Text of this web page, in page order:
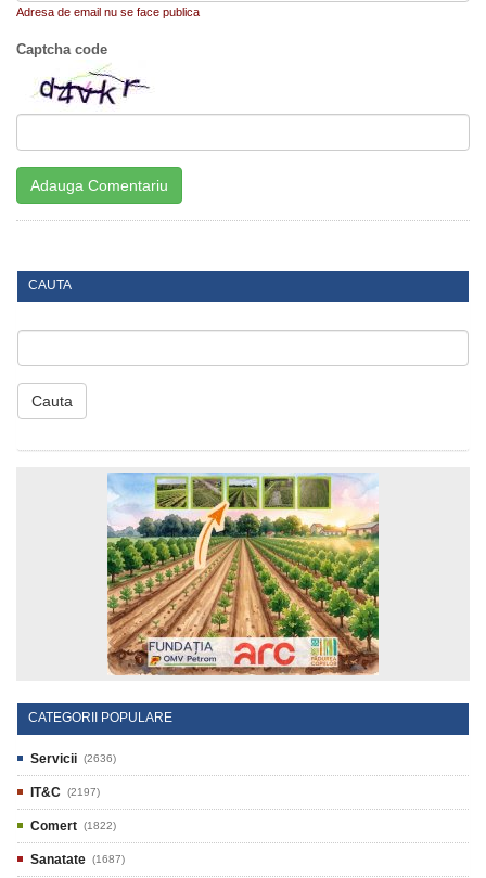
Adresa de email nu se face publica
Captcha code
CAUTA
Cauta
CATEGORII POPULARE
Servicii (2636)
IT&C (2197)
Comert (1822)
Sanatate (1687)